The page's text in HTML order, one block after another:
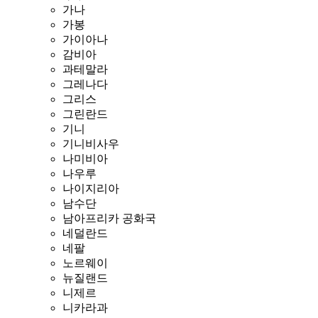
가나
가봉
가이아나
감비아
과테말라
그레나다
그리스
그린란드
기니
기니비사우
나미비아
나우루
나이지리아
남수단
남아프리카 공화국
네덜란드
네팔
노르웨이
뉴질랜드
니제르
니카라과